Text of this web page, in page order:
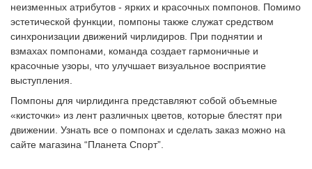
неизменных атрибутов - ярких и красочных помпонов. Помимо
эстетической функции, помпоны также служат средством
синхронизации движений чирлидиров. При поднятии и
взмахах помпонами, команда создает гармоничные и
красочные узоры, что улучшает визуальное восприятие
выступления.
Помпоны для чирлидинга представляют собой объемные
«кисточки» из лент различных цветов, которые блестят при
движении. Узнать все о помпонах и сделать заказ можно на
сайте магазина “Планета Спорт”.